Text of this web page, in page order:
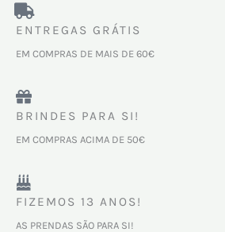
ENTREGAS GRÁTIS
EM COMPRAS DE MAIS DE 60€
BRINDES PARA SI!
EM COMPRAS ACIMA DE 50€
FIZEMOS 13 ANOS!
AS PRENDAS SÃO PARA SI!